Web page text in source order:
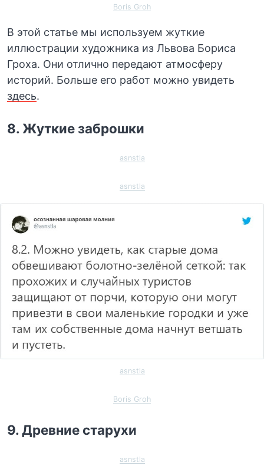
Boris Groh
В этой статье мы используем жуткие
иллюстрации художника из Львова Бориса
Гроха. Они отлично передают атмосферу
историй. Больше его работ можно увидеть
здесь.
8. Жуткие заброшки
asnstla
asnstla
asnstla
Boris Groh
9. Древние старухи
asnstla